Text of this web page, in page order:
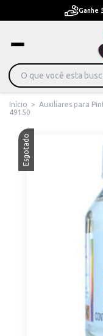
Ganhe
Início > Auxiliares para
49150
Esgotado